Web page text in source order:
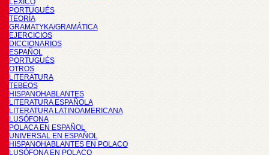
LÉXICO
PORTUGUÉS
TEORÍA
GRAMATYKA/GRAMÁTICA
EJERCICIOS
DICCIONARIOS
ESPAÑOL
PORTUGUÉS
OTROS
LITERATURA
TEBEOS
HISPANOHABLANTES
LITERATURA ESPAÑOLA
LITERATURA LATINOAMERICANA
LUSÓFONA
POLACA EN ESPAÑOL
UNIVERSAL EN ESPAÑOL
HISPANOHABLANTES EN POLACO
LUSÓFONA EN POLACO